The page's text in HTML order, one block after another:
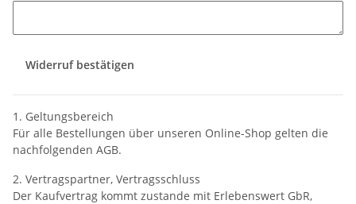
Widerruf bestätigen
1. Geltungsbereich
Für alle Bestellungen über unseren Online-Shop gelten die
nachfolgenden AGB.
2. Vertragspartner, Vertragsschluss
Der Kaufvertrag kommt zustande mit Erlebenswert GbR,